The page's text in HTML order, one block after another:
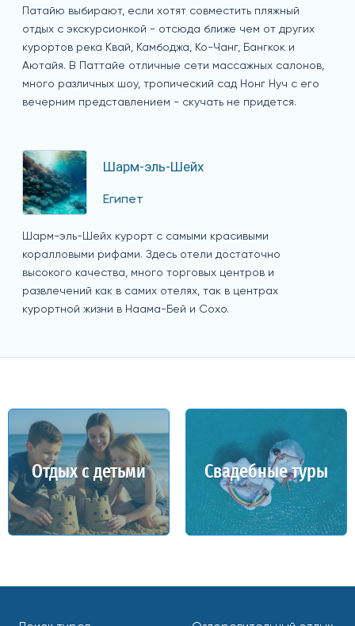
Патайю выбирают, если хотят совместить пляжный
отдых с экскурсионкой - отсюда ближе чем от других
курортов река Квай, Камбоджа, Ко-Чанг, Бангкок и
Аютайя. В Паттайе отличные сети массажных салонов,
много различных шоу, тропический сад Нонг Нуч с его
вечерним представлением - скучать не придется.
Шарм-эль-Шейх
Египет
Шарм-эль-Шейх курорт с самыми красивыми
коралловыми рифами. Здесь отели достаточно
высокого качества, много торговых центров и
развлечений как в самих отелях, так в центрах
курортной жизни в Наама-Бей и Сохо.
Отдых с детьми Свадебные туры